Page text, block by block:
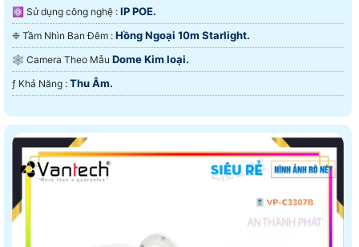
⚛️ Sử dụng công nghệ : IP POE.
❈ Tầm Nhìn Ban Đêm : Hồng Ngoại 10m Starlight.
🕸️ Camera Theo Mẫu Dome Kim loại.
️ƒ Khả Năng : Thu Âm.